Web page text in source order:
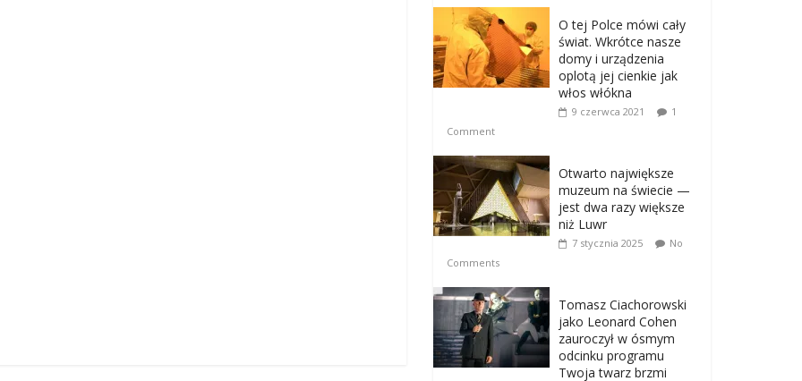
O tej Polce mówi cały
świat. Wkrótce nasze
domy i urządzenia
oplotą jej cienkie jak
włos włókna
9 czerwca 2021
1
Comment
Otwarto największe
muzeum na świecie —
jest dwa razy większe
niż Luwr
7 stycznia 2025
No
Comments
Tomasz Ciachorowski
jako Leonard Cohen
zauroczył w ósmym
odcinku programu
Twoja twarz brzmi